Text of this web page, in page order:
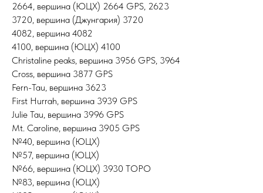
2664, вершина (ЮЦХ) 2664 GPS, 2623
3720, вершина (Джунгария) 3720
4082, вершина 4082
4100, вершина (ЮЦХ) 4100
Christaline peaks, вершина 3956 GPS, 3964
Cross, вершина 3877 GPS
Fern-Tau, вершина 3623
First Hurrah, вершина 3939 GPS
Julie Tau, вершина 3996 GPS
Mt. Caroline, вершина 3905 GPS
№40, вершина (ЮЦХ)
№57, вершина (ЮЦХ)
№66, вершина (ЮЦХ) 3930 TOPO
№83, вершина (ЮЦХ)